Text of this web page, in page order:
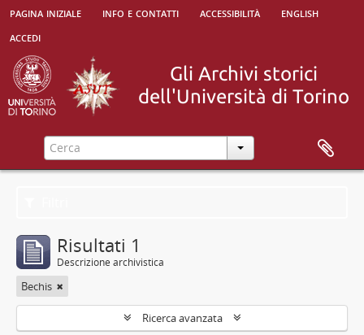
pagina iniziale info e contatti accessibilità
english
accedi
Risultati 1
Descrizione archivistica
Bechis
Ricerca avanzata